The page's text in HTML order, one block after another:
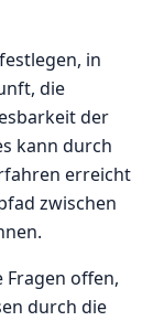
in
die
der
kann durch
erreicht
zwischen
Fragen offen,
durch die